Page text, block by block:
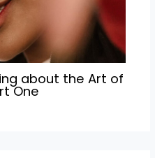
about the Art of
One